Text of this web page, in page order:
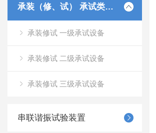
承装（修、试） 承试类仪器
承装修试 一级承试设备
承装修试 二级承试设备
承装修试 三级承试设备
串联谐振试验装置